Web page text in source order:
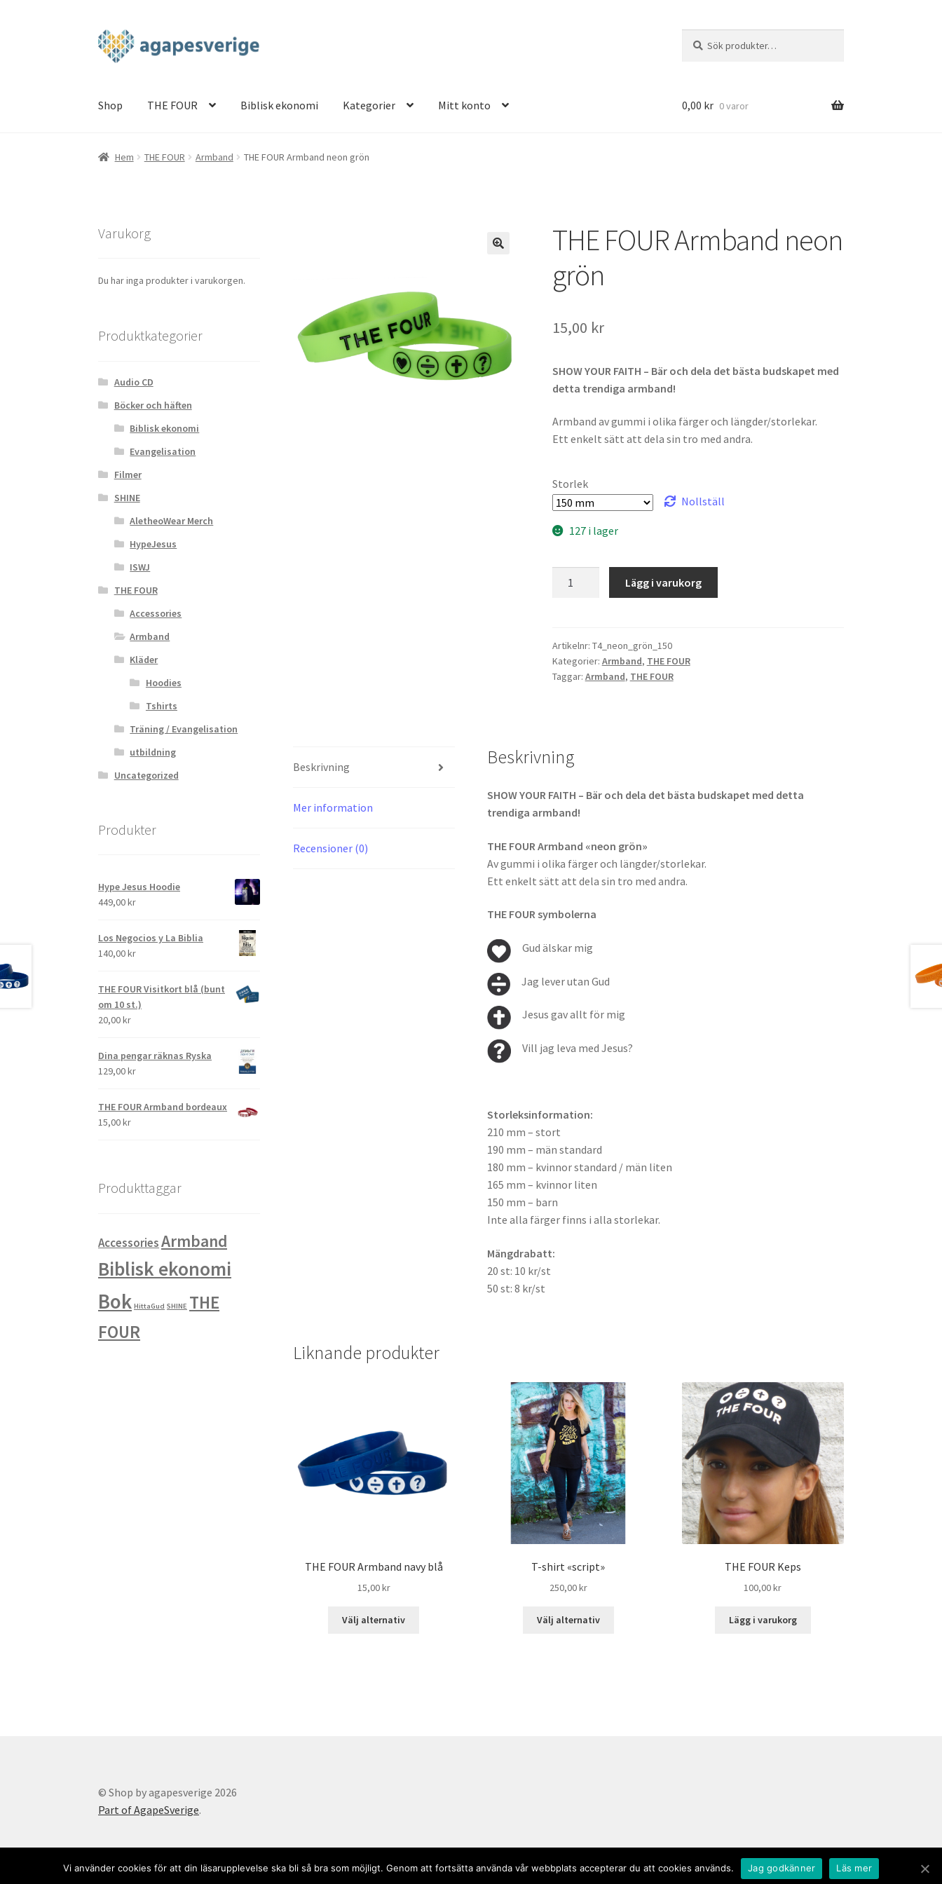
Hoppa
till
Hoppa
till
efter:
Shop THE FOUR Biblisk ekonomi Kategorier Mitt konto
Hem BlogCart Checkout My accountShop THE FOUR
0,00 kr 0 varor
Hem THE FOUR Armband THE FOUR Armband neon grön
THE FOUR Armband neon
grön
15,00 kr
SHOW YOUR FAITH – Bär och dela det bästa budskapet med
detta trendiga armband!
Armband av gummi i olika färger och längder/storlekar.
Ett enkelt sätt att dela sin tro med andra.
Storlek
Nollställ
127 i lager
grön
mängd
Lägg i varukorg
Artikelnr: T4_neon_grön_150
Kategorier: Armband, THE FOUR
Taggar: Armband, THE FOUR
Beskrivning
Mer information
Recensioner (0)
Beskrivning
SHOW YOUR FAITH – Bär och dela det bästa budskapet med detta
trendiga armband!
THE FOUR Armband «neon grön»
Av gummi i olika färger och längder/storlekar.
Ett enkelt sätt att dela sin tro med andra.
THE FOUR symbolerna
Gud älskar mig
Jag lever utan Gud
Jesus gav allt för mig
Vill jag leva med Jesus?
Storleksinformation:
210 mm – stort
190 mm – män standard
180 mm – kvinnor standard / män liten
165 mm – kvinnor liten
150 mm – barn
Inte alla färger finns i alla storlekar.
Mängdrabatt:
20 st: 10 kr/st
50 st: 8 kr/st
Liknande produkter
THE FOUR Armband navy blå
15,00kr
Välj alternativ
T-shirt «script»
250,00kr
Välj alternativ
THE FOUR Keps
100,00kr
Lägg i varukorg
Varukorg
Du har inga produkter i varukorgen.
Produktkategorier
Audio CD
Böcker och häften
Biblisk ekonomi
Evangelisation
Filmer
SHINE
AletheoWear Merch
HypeJesus
ISWJ
THE FOUR
Accessories
Armband
Kläder
Hoodies
Tshirts
Träning / Evangelisation
utbildning
Uncategorized
Produkter
Hype Jesus Hoodie
449,00kr
Los Negocios y La Biblia
140,00kr
THE FOUR Visitkort blå (bunt
om 10 st.)
20,00kr
Dina pengar räknas Ryska
129,00kr
THE FOUR Armband bordeaux
15,00kr
Produkttaggar
AccessoriesArmband
Biblisk ekonomi
Bok HittaGud SHINE THE
FOUR
© Shop by agapesverige 2026
Part of AgapeSverige.
Vi använder cookies för att din läsarupplevelse ska bli så bra som möjligt. Genom att fortsätta använda vår webbplats accepterar du att cookies används. Jag godkänner Läs mer